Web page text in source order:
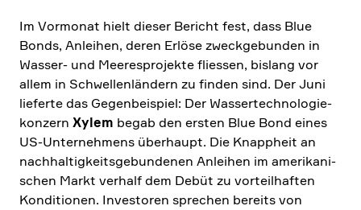
Im Vormonat hielt dieser Bericht fest, dass Blue
Bonds, Anleihen, deren Erlöse zweck­ge­bunden in
Wasser- und Meeres­pro­jekte fliessen, bislang vor
allem in Schwel­len­län­dern zu finden sind. Der Juni
lieferte das Gegen­bei­spiel: Der Wasser­tech­no­lo­gie­
kon­zern Xylem begab den ersten Blue Bond eines
US-Unter­neh­mens überhaupt. Die Knapp­heit an
nachhal­tig­keits­ge­bun­denen Anleihen im ameri­ka­ni­
schen Markt verhalf dem Debüt zu vorteil­haften
Kondi­tionen. Investoren sprechen bereits von